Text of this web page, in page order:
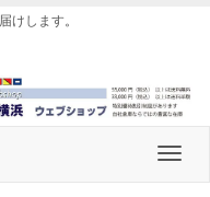
けします。